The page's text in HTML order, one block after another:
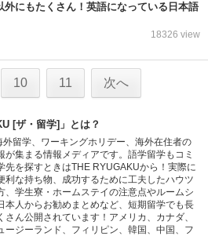
外にもたくさん！英語になっている日本語
18326 view
10 11 次へ
[ザ・留学]」とは？
留学、ワーキングホリデー、海外在住者の
集まる情報メディアです。語学留学もコミ
先を探すときはTHE RYUGAKUから！実際に
利な持ち物、成功するために工夫したハウツ
、学生寮・ホームステイの注意点やルームシ
本人からお勧めまとめなど、短期留学でも長
ん公開されています！アメリカ、カナダ、
ージーランド、フィリピン、韓国、中国、フ